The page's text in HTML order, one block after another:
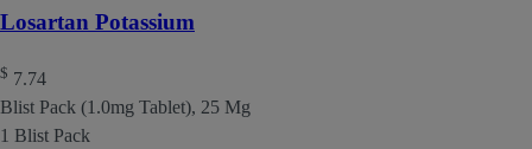
Losartan Potassium
$ 7.74
Blist Pack (1.0mg Tablet), 25 Mg
1 Blist Pack